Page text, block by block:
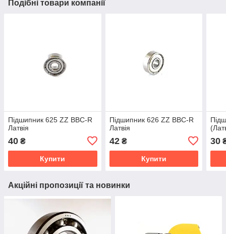
Подібні товари компанії
Підшипник 625 ZZ BBC-R
Латвія
40 ₴
Купити
Підшипник 626 ZZ BBC-R
Латвія
42₴
Купити
30
Акційні пропозиції та новинки